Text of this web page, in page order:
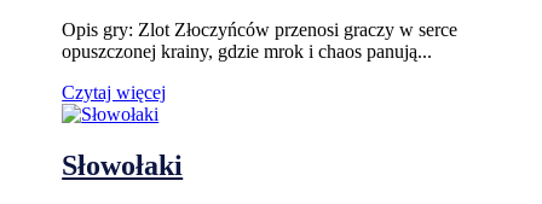
Opis gry: Zlot Złoczyńców przenosi graczy w serce
opuszczonej krainy, gdzie mrok i chaos panują...
Czytaj więcej
Słowołaki